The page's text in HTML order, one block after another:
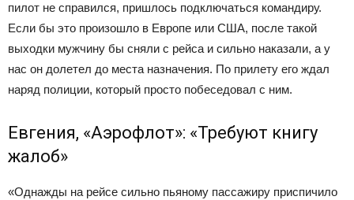
пилот не справился, пришлось подключаться командиру.
Если бы это произошло в Европе или США, после такой
выходки мужчину бы сняли с рейса и сильно наказали, а у
нас он долетел до места назначения. По прилету его ждал
наряд полиции, который просто побеседовал с ним.
Евгения, «Аэрофлот»: «Требуют книгу
жалоб»
«Однажды на рейсе сильно пьяному пассажиру приспичило